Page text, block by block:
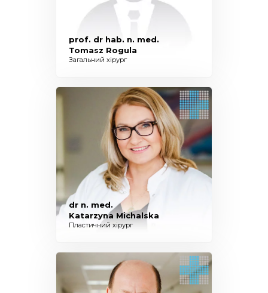
prof. dr hab. n. med.
Tomasz Rogula
Загальний хірург
dr n. med.
Katarzyna Michalska
Пластичний хірург